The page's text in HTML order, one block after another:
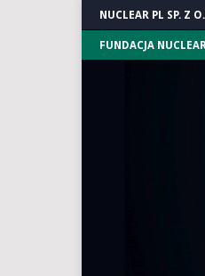
NUCLEAR PL SP. Z
FUNDACJA